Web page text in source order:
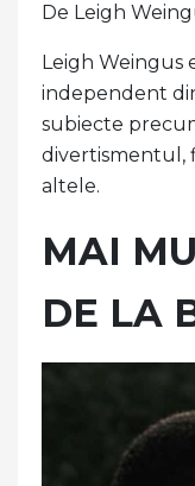
De Leigh
Leigh Weingus
independent
subiecte
divertismentul,
altele.
MAI
DE LA